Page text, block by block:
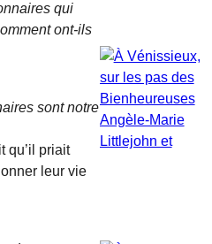
qui
ont-ils
sont notre
qu’il priait
leur vie